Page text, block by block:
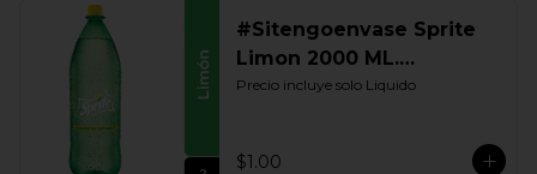
#Sitengoenvase Sprite
Limon 2000 ML.
Retornable
Precio incluye solo Liquido
$1.00